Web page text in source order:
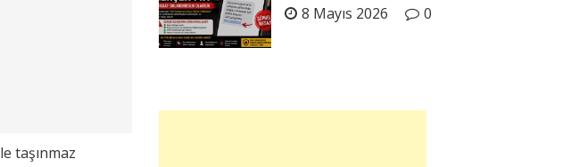
taşınmaz
8 Mayıs 2026 0